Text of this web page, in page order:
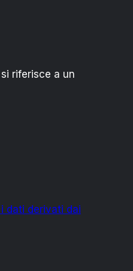
riferisce a un
dati derivati dai